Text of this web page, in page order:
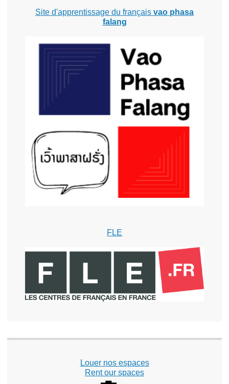
Site d'apprentissage du français vao phasa
falang
FLE
Louer nos espaces
Rent our spaces